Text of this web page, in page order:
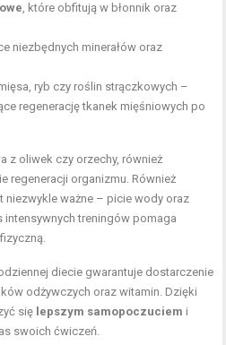
, które obfitują w błonnik oraz
niezbędnych minerałów oraz
ryb czy roślin strączkowych –
regenerację tkanek mięśniowych po
z oliwek czy orzechy, również
regeneracji organizmu. Również
niezwykle ważne – picie wody oraz
treningów pomaga
diecie gwarantuje dostarczenie
odżywczych oraz witamin. Dzięki
się lepszym samopoczuciem i
swoich ćwiczeń.